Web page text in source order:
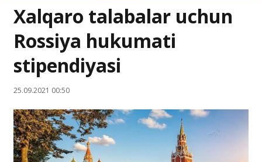
Xalqaro talabalar uchun
Rossiya hukumati
stipendiyasi
25.09.2021 00:50